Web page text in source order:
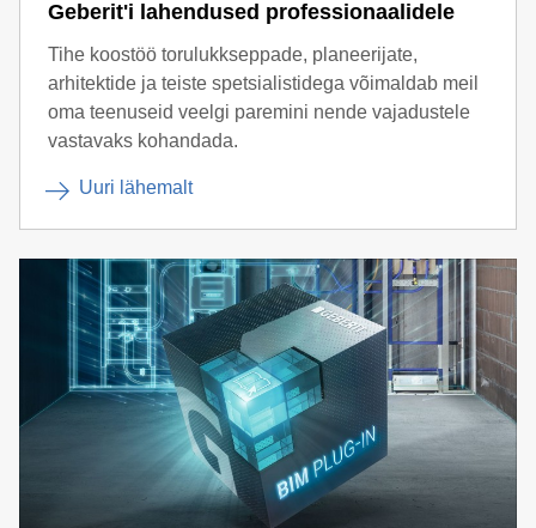
Geberit'i lahendused professionaalidele
Tihe koostöö torulukkseppade, planeerijate,
arhitektide ja teiste spetsialistidega võimaldab meil
oma teenuseid veelgi paremini nende vajadustele
vastavaks kohandada.
Uuri lähemalt